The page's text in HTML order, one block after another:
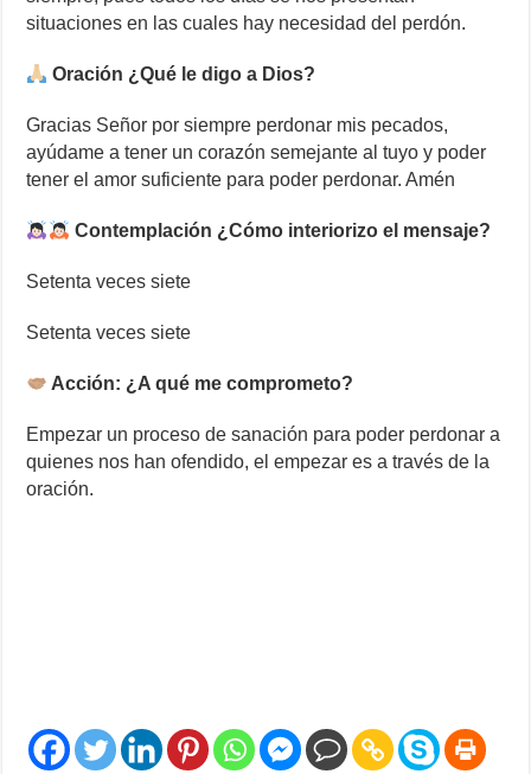
situaciones en las cuales hay necesidad del perdón.
Oración ¿Qué le digo a Dios?
Gracias Señor por siempre perdonar mis pecados,
ayúdame a tener un corazón semejante al tuyo y poder
tener el amor suficiente para poder perdonar. Amén
Contemplación ¿Cómo interiorizo el mensaje?
Setenta veces siete
Setenta veces siete
Acción: ¿A qué me comprometo?
Empezar un proceso de sanación para poder perdonar a
quienes nos han ofendido, el empezar es a través de la
oración.